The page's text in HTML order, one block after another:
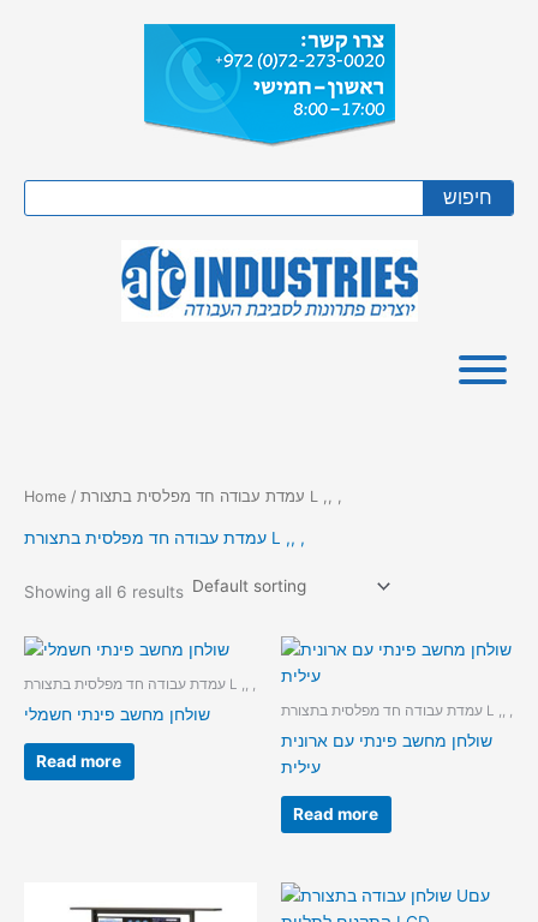
חיפוש
Home / עמדת עבודה חד מפלסית בתצורת L ,, ,
עמדת עבודה חד מפלסית בתצורת L ,, ,
Showing all 6 results
עמדת עבודה חד מפלסית בתצורת L ,, ,
שולחן מחשב פינתי חשמלי
Read more
עמדת עבודה חד מפלסית בתצורת L ,, ,
שולחן מחשב פינתי עם ארונית
עילית
Read more